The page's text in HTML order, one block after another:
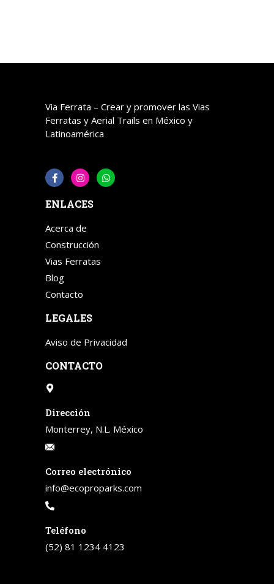
Via Ferrata – Crear y promover las Vias
Ferratas y Aerial Trails en México y
Latinoamérica
ENLACES
Acerca de
Construcción
Vias Ferratas
Blog
Contacto
LEGALES
Aviso de Privacidad
CONTACTO
Dirección
Monterrey, N.L. México
Correo electrónico
info@ecoproparks.com
Teléfono
(52) 81 1234 4123